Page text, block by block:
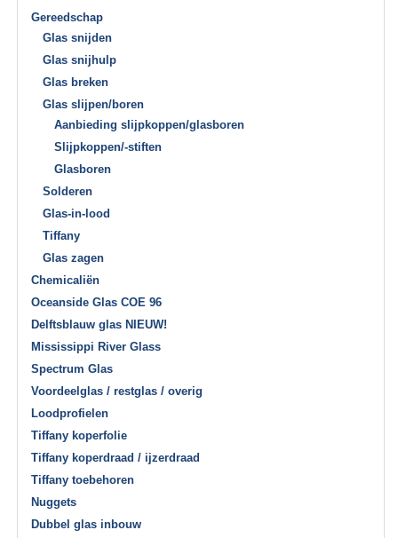
Gereedschap
Glas snijden
Glas snijhulp
Glas breken
Glas slijpen/boren
Aanbieding slijpkoppen/glasboren
Slijpkoppen/-stiften
Glasboren
Solderen
Glas-in-lood
Tiffany
Glas zagen
Chemicaliën
Oceanside Glas COE 96
Delftsblauw glas NIEUW!
Mississippi River Glass
Spectrum Glas
Voordeelglas / restglas / overig
Loodprofielen
Tiffany koperfolie
Tiffany koperdraad / ijzerdraad
Tiffany toebehoren
Nuggets
Dubbel glas inbouw